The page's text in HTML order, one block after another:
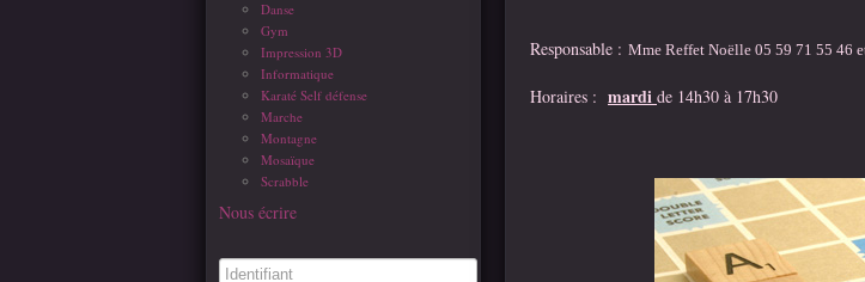
Danse
Gym
Impression 3D
Informatique
Karaté Self défense
Marche
Montagne
Mosaïque
Scrabble
Nous écrire
Responsable : Mme Reffet Noëlle 05 59 71 55 46
Horaires : mardi de 14h30 à 17h30